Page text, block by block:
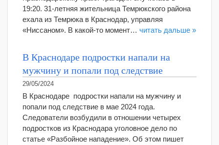
19:20. 31-летняя жительница Темрюкского района
ехала из Темрюка в Краснодар, управляя
«Ниссаном». В какой-то момент… читать дальше »
В Краснодаре подростки напали на
мужчину и попали под следствие
29/05/2024
В Краснодаре подростки напали на мужчину и
попали под следствие в мае 2024 года.
Следователи возбудили в отношении четырех
подростков из Краснодара уголовное дело по
статье «Разбойное нападение». Об этом пишет